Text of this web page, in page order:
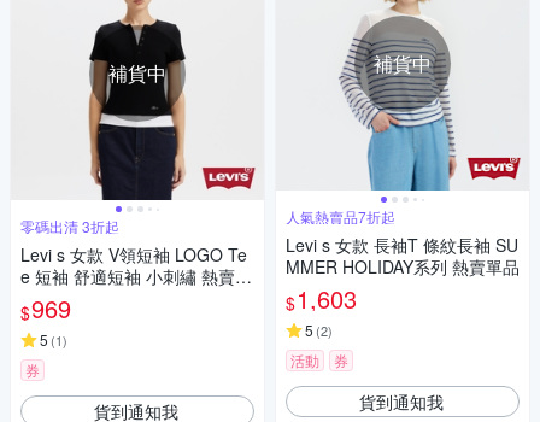
補貨中
零碼出清 3折起
Levi s 女款 V領短袖 LOGO Te
e 短袖 舒適短袖 小刺繡 熱賣單
品
$969
5 (1)
券
貨到通知我
補貨中
人氣熱賣品7折起
Levi s 女款 長袖T 條紋長袖 SU
MMER HOLIDAY系列 熱賣單品
$1,603
5 (2)
活動 券
貨到通知我